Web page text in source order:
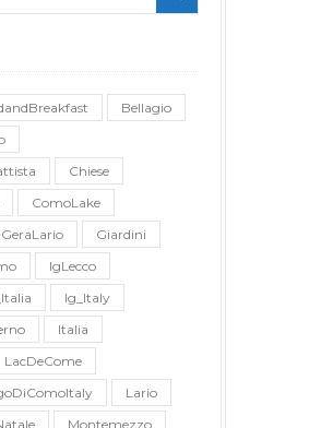
Bellagio
Chiese
ComoLake
GeraLario
Giardini
IgLecco
Ig_Italy
Italia
LacDeCome
Lario
Montemezzo